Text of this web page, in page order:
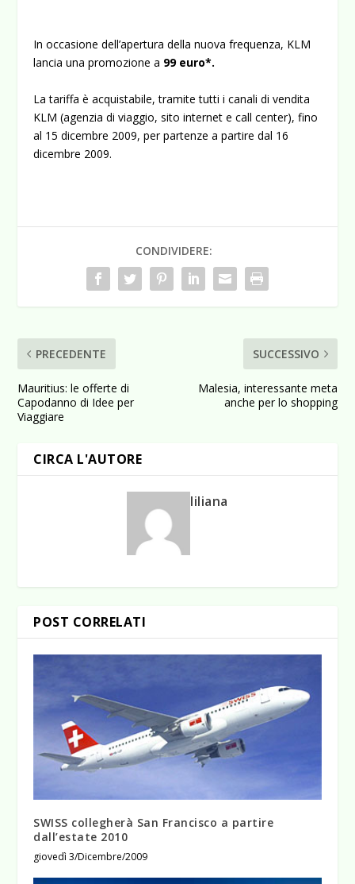
In occasione dell’apertura della nuova frequenza, KLM
lancia una promozione a 99 euro*.
La tariffa è acquistabile, tramite tutti i canali di vendita
KLM (agenzia di viaggio, sito internet e call center), fino
al 15 dicembre 2009, per partenze a partire dal 16
dicembre 2009.
CONDIVIDERE:
PRECEDENTE
Mauritius: le offerte di
Capodanno di Idee per
Viaggiare
SUCCESSIVO
Malesia, interessante meta
anche per lo shopping
CIRCA L'AUTORE
liliana
POST CORRELATI
SWISS collegherà San Francisco a partire
dall’estate 2010
giovedì 3/Dicembre/2009